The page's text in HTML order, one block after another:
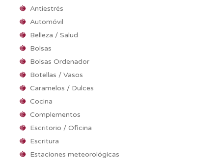
Antiestrés
Automóvil
Belleza / Salud
Bolsas
Bolsas Ordenador
Botellas / Vasos
Caramelos / Dulces
Cocina
Complementos
Escritorio / Oficina
Escritura
Estaciones meteorológicas